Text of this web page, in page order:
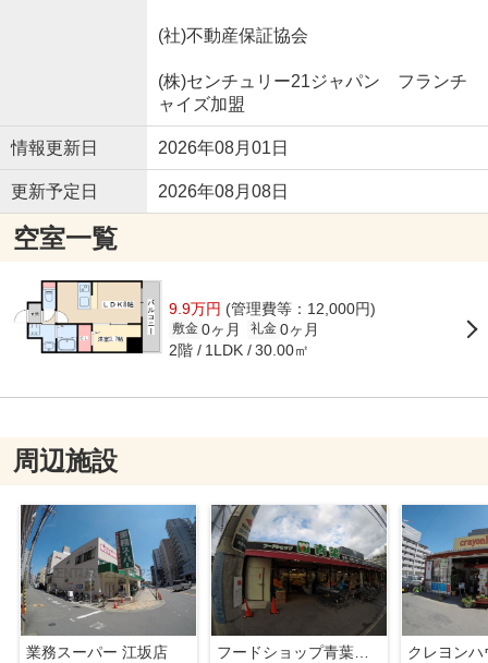
(社)不動産保証協会
(株)センチュリー21ジャパン フランチ
ャイズ加盟
情報更新日 2026年08月01日
更新予定日 2026年08月08日
空室一覧
9.9万円 (管理費等：12,000円)
敷金 0ヶ月 礼金 0ヶ月
2階 1LDK 30.00㎡
周辺施設
業務スーパー 江坂店
フードショップ青葉江坂店